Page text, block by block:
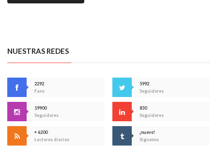
NUESTRAS REDES
2292
Fans
5992
Seguidores
19900
Seguidores
830
Seguidores
+ 6200
Lectores diarios
¡nuevo!
Síguenos